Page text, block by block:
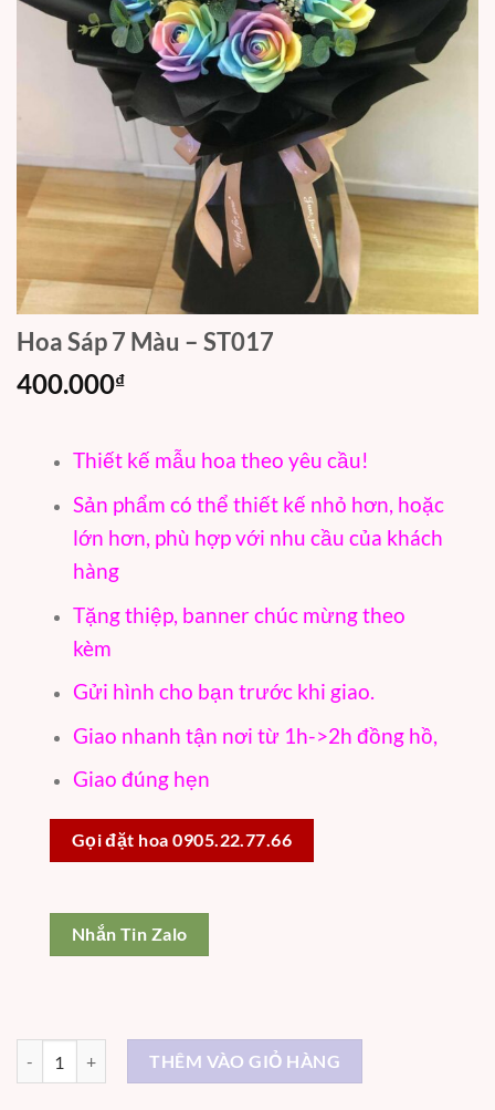
Hoa Sáp 7 Màu – ST017
400.000₫
Thiết kế mẫu hoa theo yêu cầu!
Sản phẩm có thể thiết kế nhỏ hơn, hoặc
lớn hơn, phù hợp với nhu cầu của khách
hàng
Tặng thiệp, banner chúc mừng theo
kèm
Gửi hình cho bạn trước khi giao.
Giao nhanh tận nơi từ 1h->2h đồng hồ,
Giao đúng hẹn
Gọi đặt hoa 0905.22.77.66
Nhắn Tin Zalo
Hoa Sáp 7 Màu - ST017 số lượngTHÊM VÀO GIỎ HÀNG